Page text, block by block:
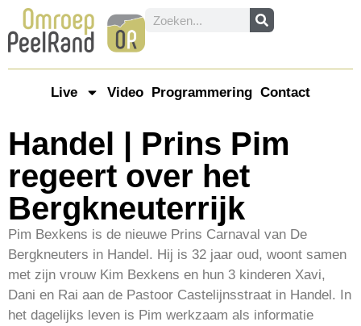
Live Video Programmering Contact
Handel | Prins Pim
regeert over het
Bergkneuterrijk
Pim Bexkens is de nieuwe Prins Carnaval van De
Bergkneuters in Handel. Hij is 32 jaar oud, woont samen
met zijn vrouw Kim Bexkens en hun 3 kinderen Xavi,
Dani en Rai aan de Pastoor Castelijnsstraat in Handel. In
het dagelijks leven is Pim werkzaam als informatie